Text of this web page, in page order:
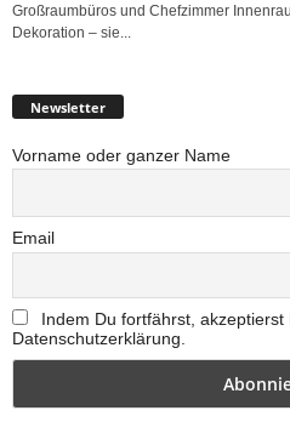
Großraumbüros und Chefzimmer
Dekoration – sie...
Newsletter
Vorname oder ganzer Name
Email
Indem Du fortfährst, akzeptierst
Datenschutzerklärung.